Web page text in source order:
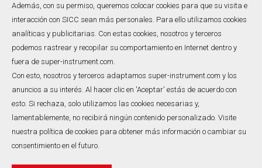
Además, con su permiso, queremos colocar cookies para que su visita e
interacción con SICC sean más personales. Para ello utilizamos cookies
analíticas y publicitarias. Con estas cookies, nosotros y terceros
podemos rastrear y recopilar su comportamiento en Internet dentro y
fuera de super-instrument.com.
Con esto, nosotros y terceros adaptamos super-instrument.com y los
anuncios a su interés. Al hacer clic en 'Aceptar' estás de acuerdo con
esto. Si rechaza, solo utilizamos las cookies necesarias y,
lamentablemente, no recibirá ningún contenido personalizado. Visite
nuestra política de cookies para obtener más información o cambiar su
consentimiento en el futuro.
con aislamiento minerales el
Cable de conexión universal
para conectar termopares
de platino-rodio (tipo R) a
sistemas de control. Como
fabricante dedicado a la
atención al cliente B2B,
suministramos
aproximadamente 50.000
metros de...Tipo R cable
compensador con
aislamiento mineralmi cada
año para su uso en
LEER MÁS
1 2
Un Total De Páginas
No520, Wangjiang Road,Hefei,China